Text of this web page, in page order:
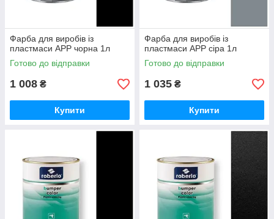
Фарба для виробів із
пластмаси АРР чорна 1л
Готово до відправки
1 008 ₴
Купити
Фарба для виробів із
пластмаси АРР сіра 1л
Готово до відправки
1 035 ₴
Купити